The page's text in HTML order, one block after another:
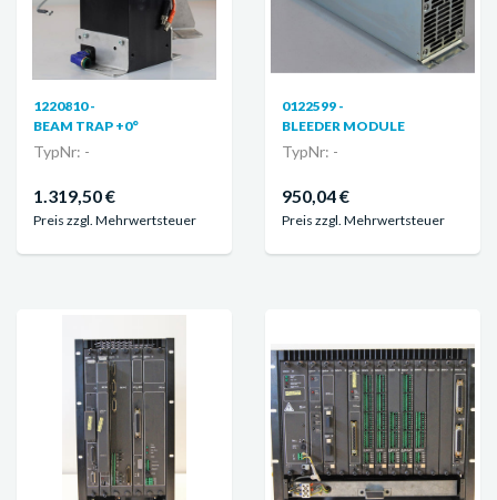
1220810 -
BEAM TRAP +0°
TypNr: -
1.319,50 €
Preis zzgl. Mehrwertsteuer
0122599 -
BLEEDER MODULE
TypNr: -
950,04 €
Preis zzgl. Mehrwertsteuer